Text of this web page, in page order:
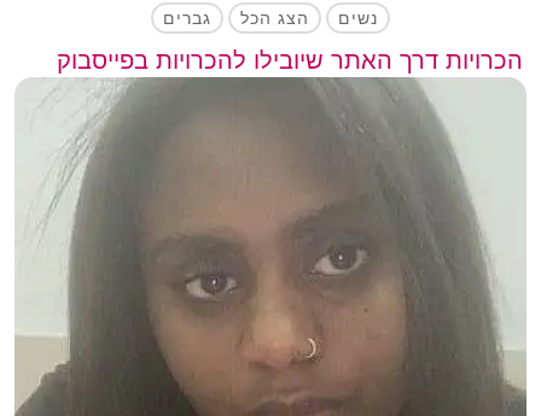
נשים הצג הכל גברים
הכרויות דרך האתר שיובילו להכרויות בפייסבוק